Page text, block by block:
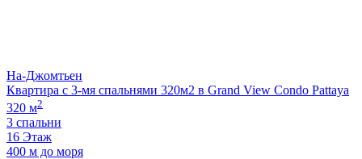
На-Джомтьен
Квартира с 3-мя спальнями 320м2 в Grand View Condo Pattaya
320 м2
3 спальни
16 Этаж
400 м до моря